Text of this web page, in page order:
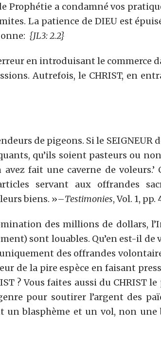
Prophétie a condamné vos
La patience de DIEU est
{JL3: 2.2}
en introduisant le commerce
Autrefois, le CHRIST, en
de pigeons. Si le SEIGNEUR
qu’ils soient pasteurs ou
fait une caverne de
servant aux offrandes
biens. »–Testimonies, Vol. 1, pp.
des millions de dollars,
sont louables. Qu’en est-il de
des offrandes
de la pire espèce en faisant
? Vous faites aussi du CHRIST
pour soutirer l’argent des
blasphème et un vol, non